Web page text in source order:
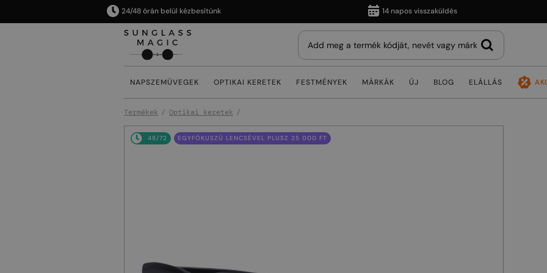
24/48 órán belül kézbesítünk 14 napos visszaküldés
NAPSZEMÜVEGEK OPTIKAI KERETEK FESTMÉNYEK MÁRKÁK ÚJ BLOG ELÁLLÁS
Termékek Optikai keretek
48/72 EGYFÓKUSZÚ LENCSÉVEL PLUSZ 25 000 FT